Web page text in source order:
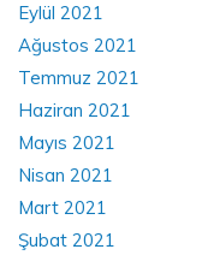
Eylül 2021
Ağustos 2021
Temmuz 2021
Haziran 2021
Mayıs 2021
Nisan 2021
Mart 2021
Şubat 2021